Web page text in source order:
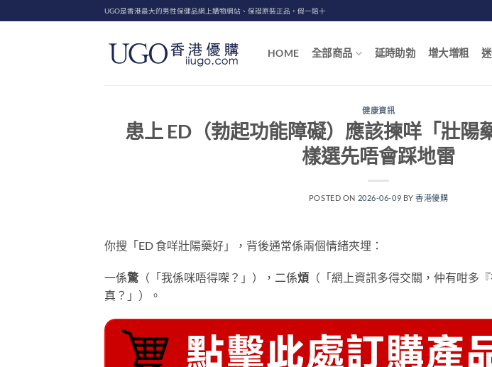
to
UGO是香港最大的男性保健品網上購物網站、保證原裝正品，假一賠十
HOME 全部商品 延時助勃 增大增粗
健康資訊
患上 ED（勃起功能障礙）應該揀咩「壯陽
樣選先唔會踩地雷
POSTED ON 2026-06-09 BY香港優購
你搜「ED 食咩壯陽藥好」，背後通常係兩個情緒夾埋：
一係驚 （「我係咪唔得㗎？」），二係煩 （「網上資訊多得交關，仲有咁多
真？」）。